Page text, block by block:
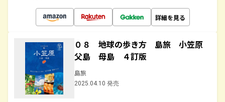
詳細を見る
０８ 地球の歩き方 島旅 小笠原
父島 母島 ４訂版
島旅
2025.04.10 発売